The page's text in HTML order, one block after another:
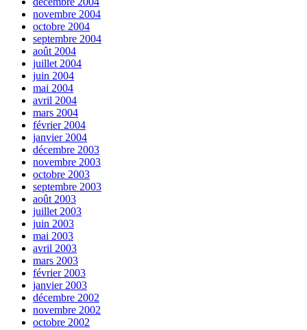
novembre 2004
octobre 2004
septembre 2004
août 2004
juillet 2004
juin 2004
mai 2004
avril 2004
mars 2004
février 2004
janvier 2004
décembre 2003
novembre 2003
octobre 2003
septembre 2003
août 2003
juillet 2003
juin 2003
mai 2003
avril 2003
mars 2003
février 2003
janvier 2003
décembre 2002
novembre 2002
octobre 2002